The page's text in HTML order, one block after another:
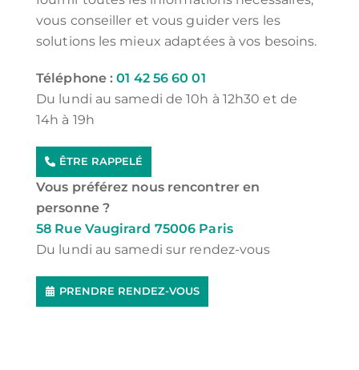
vous conseiller et vous guider vers les
solutions les mieux adaptées à vos besoins.
Téléphone :01 42 56 60 01
Du lundi au samedi de 10h à 12h30 et de
14h à 19h
ÊTRE RAPPELÉ
Vous préférez nous rencontrer en
personne ?
58 Rue Vaugirard 75006 Paris
Du lundi au samedi sur rendez-vous
PRENDRE RENDEZ-VOUS